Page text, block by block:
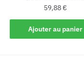
59,88€
Ajouter au panier